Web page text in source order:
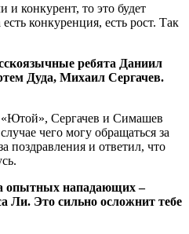
конкурент, то это будет
конкуренция, есть рост. Так
ребята Даниил
Дуда, Михаил Сергачев.
«Ютой», Сергачев и Симашев
чего могу обращаться за
поздравления и ответил, что
опытных нападающих –
Ли. Это сильно осложнит тебе